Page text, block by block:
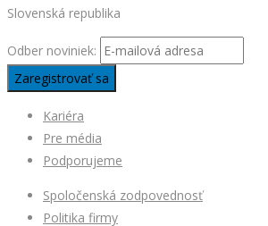
Slovenská republika
Odber noviniek:
Kariéra
Pre média
Podporujeme
Spoločenská zodpovednosť
Politika firmy